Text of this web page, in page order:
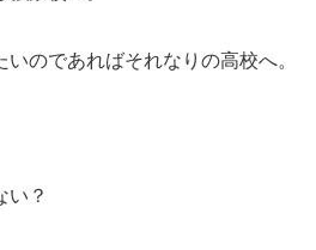
のであればそれなりの高校へ。
い？